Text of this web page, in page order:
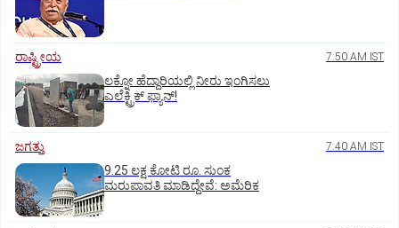
ರಾಷ್ಟ್ರೀಯ 7:50 AM IST
ಲಕ್ನೋ ಹೆದ್ದಾರಿಯಲ್ಲಿ ನೀರು ಇಂಗಿಸಲು
ಎಲೆಕ್ಟ್ರಿಕ್‌ ಫ್ಯಾನ್‌!
ಜಗತ್ತು 7:40 AM IST
9.25 ಲಕ್ಷ ಕೋಟಿ ರೂ. ಸುಂಕ
ಮರುಪಾವತಿ ಮಾಡಿದ್ದೇವೆ: ಅಮೆರಿಕ